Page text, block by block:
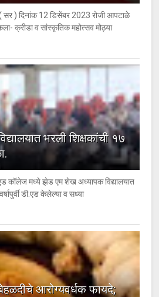
( सर ) दिनांक 12 डिसेंबर 2023 रोजी आपटाळे
क्रीडा व सांस्कृतिक महोत्सव मोठ्या
भरली शिक्षकांची १७
कॉलेज मध्ये झेड एम शेख अध्यापक विद्यालयात
डी.एड केलेल्या व सध्या
आरोग्यवर्धक फायदे;